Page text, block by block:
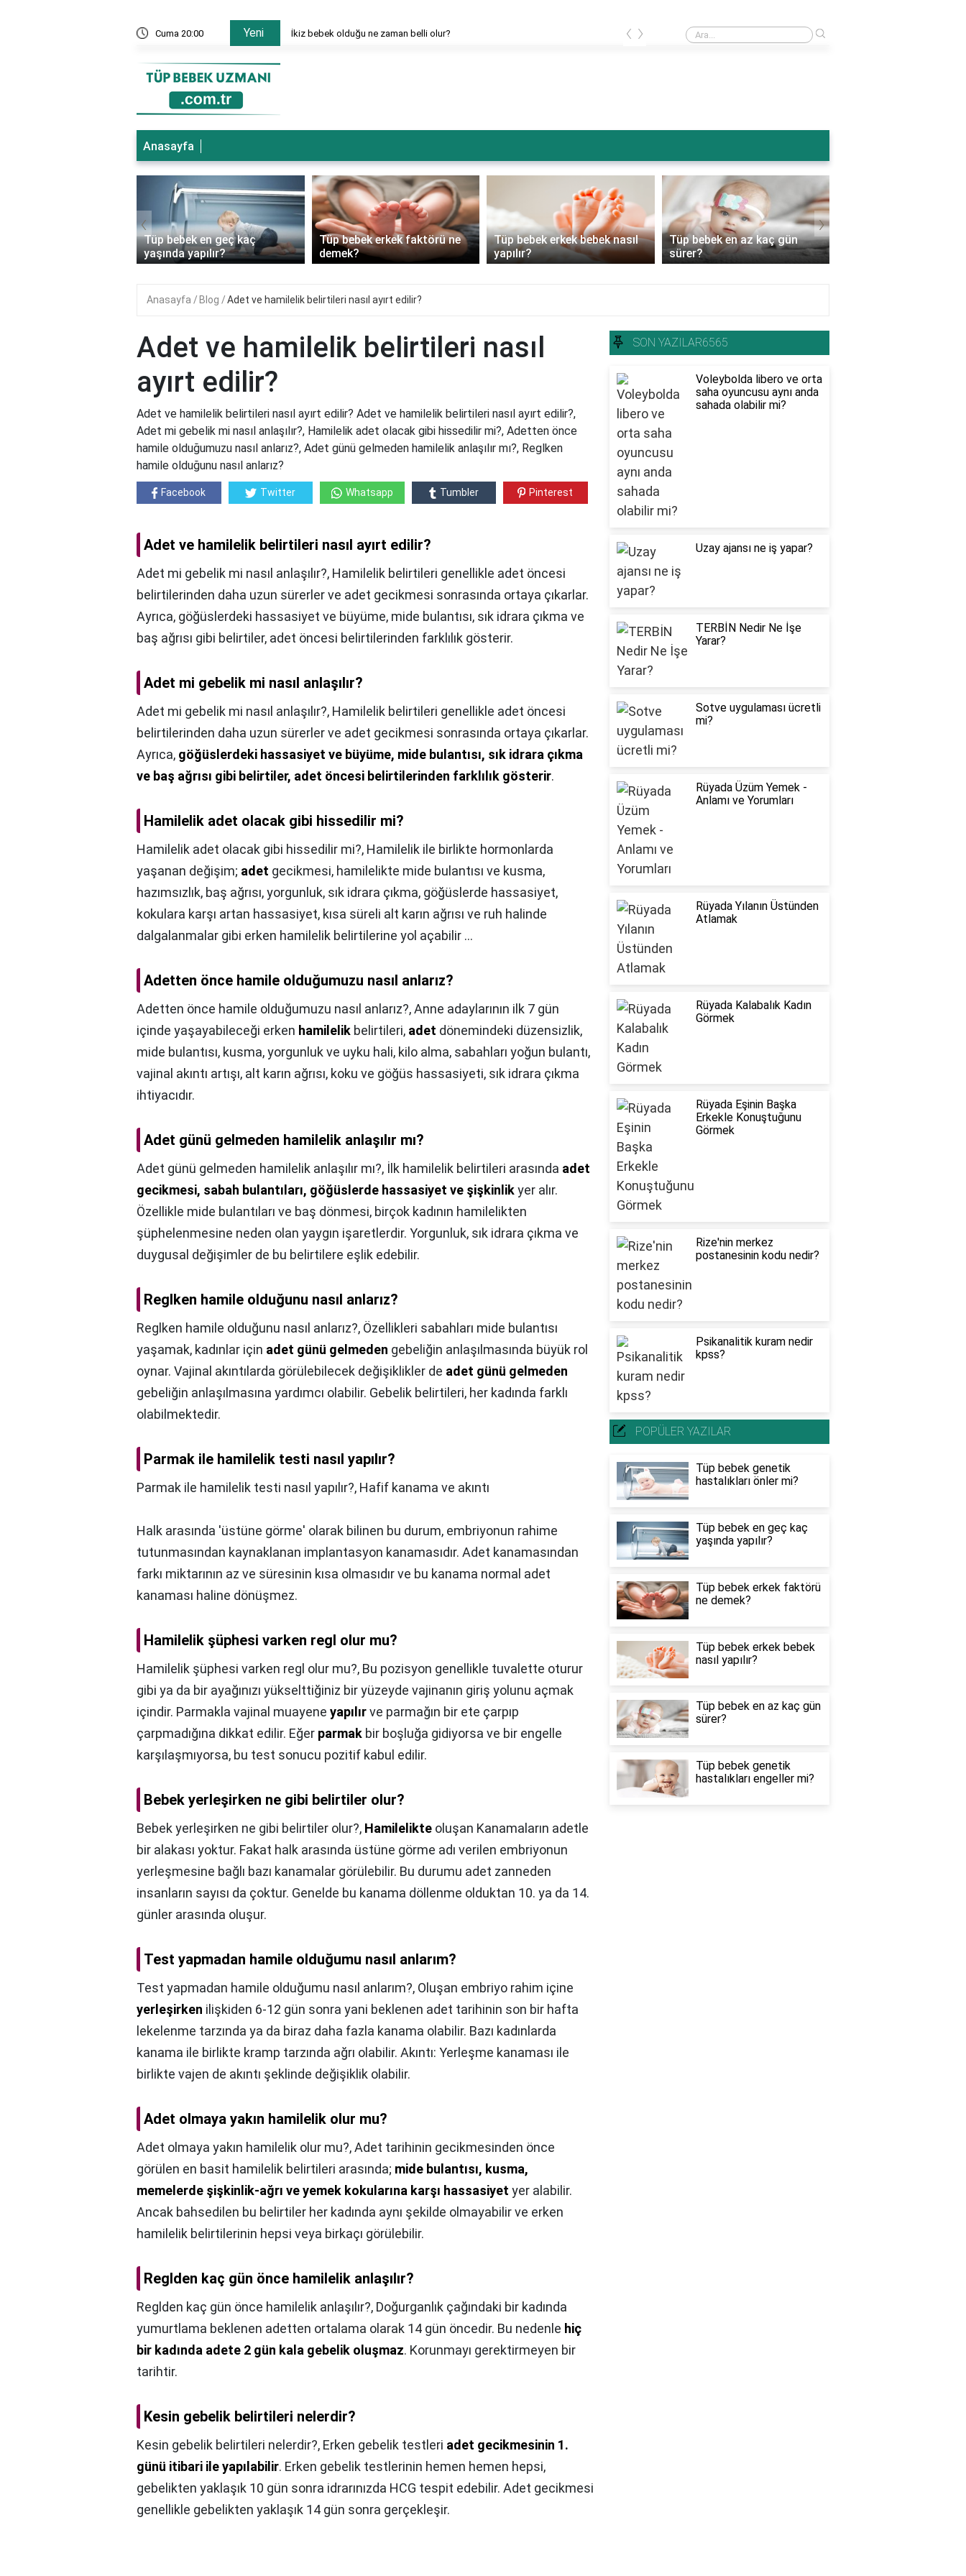
Cuma 20:00 Yeni İkiz bebek olduğu ne zaman belli olur? Ameliyattan sonra karın şişmesi normal mi?
‹ ›
Anasayfa
Tüp bebek en geç kaç
yaşında yapılır?
Tüp bebek erkek faktörü ne
demek?
Tüp bebek erkek bebek nasıl
yapılır?
Tüp bebek en az kaç gün
sürer?
‹ ›
Anasayfa Blog Adet ve hamilelik belirtileri nasıl ayırt edilir?
Adet ve hamilelik belirtileri nasıl
ayırt edilir?
Adet ve hamilelik belirtileri nasıl ayırt edilir? Adet ve hamilelik belirtileri nasıl ayırt edilir?,
Adet mi gebelik mi nasıl anlaşılır?, Hamilelik adet olacak gibi hissedilir mi?, Adetten önce
hamile olduğumuzu nasıl anlarız?, Adet günü gelmeden hamilelik anlaşılır mı?, Reglken
hamile olduğunu nasıl anlarız?
Facebook Twitter Whatsapp Tumbler Pinterest
Adet ve hamilelik belirtileri nasıl ayırt edilir?
Adet mi gebelik mi nasıl anlaşılır?, Hamilelik belirtileri genellikle adet öncesi
belirtilerinden daha uzun sürerler ve adet gecikmesi sonrasında ortaya çıkarlar.
Ayrıca, göğüslerdeki hassasiyet ve büyüme, mide bulantısı, sık idrara çıkma ve
baş ağrısı gibi belirtiler, adet öncesi belirtilerinden farklılık gösterir.
Adet mi gebelik mi nasıl anlaşılır?
Adet mi gebelik mi nasıl anlaşılır?, Hamilelik belirtileri genellikle adet öncesi
belirtilerinden daha uzun sürerler ve adet gecikmesi sonrasında ortaya çıkarlar.
Ayrıca, göğüslerdeki hassasiyet ve büyüme, mide bulantısı, sık idrara çıkma
ve baş ağrısı gibi belirtiler, adet öncesi belirtilerinden farklılık gösterir.
Hamilelik adet olacak gibi hissedilir mi?
Hamilelik adet olacak gibi hissedilir mi?, Hamilelik ile birlikte hormonlarda
yaşanan değişim; adet gecikmesi, hamilelikte mide bulantısı ve kusma,
hazımsızlık, baş ağrısı, yorgunluk, sık idrara çıkma, göğüslerde hassasiyet,
kokulara karşı artan hassasiyet, kısa süreli alt karın ağrısı ve ruh halinde
dalgalanmalar gibi erken hamilelik belirtilerine yol açabilir ...
Adetten önce hamile olduğumuzu nasıl anlarız?
Adetten önce hamile olduğumuzu nasıl anlarız?,Anne adaylarının ilk 7 gün
içinde yaşayabileceği erken hamilelik belirtileri, adet dönemindeki düzensizlik,
mide bulantısı, kusma, yorgunluk ve uyku hali, kilo alma, sabahları yoğun bulantı,
vajinal akıntı artışı, alt karın ağrısı, koku ve göğüs hassasiyeti, sık idrara çıkma
ihtiyacıdır.
Adet günü gelmeden hamilelik anlaşılır mı?
Adet günü gelmeden hamilelik anlaşılır mı?, İlk hamilelik belirtileri arasında adet
gecikmesi, sabah bulantıları, göğüslerde hassasiyet ve şişkinlikyer alır.
Özellikle mide bulantıları ve baş dönmesi, birçok kadının hamilelikten
şüphelenmesine neden olan yaygın işaretlerdir. Yorgunluk, sık idrara çıkma ve
duygusal değişimler de bu belirtilere eşlik edebilir.
Reglken hamile olduğunu nasıl anlarız?
Reglken hamile olduğunu nasıl anlarız?, Özellikleri sabahları mide bulantısı
yaşamak, kadınlar için adet günü gelmeden gebeliğin anlaşılmasında büyük rol
oynar. Vajinal akıntılarda görülebilecek değişiklikler de adet günü gelmeden
gebeliğin anlaşılmasına yardımcı olabilir. Gebelik belirtileri, her kadında farklı
olabilmektedir.
Parmak ile hamilelik testi nasıl yapılır?
Parmak ile hamilelik testi nasıl yapılır?, Hafif kanama ve akıntı
Halk arasında 'üstüne görme' olarak bilinen bu durum, embriyonun rahime
tutunmasından kaynaklanan implantasyon kanamasıdır. Adet kanamasından
farkı miktarının az ve süresinin kısa olmasıdır ve bu kanama normal adet
kanaması haline dönüşmez.
Hamilelik şüphesi varken regl olur mu?
Hamilelik şüphesi varken regl olur mu?, Bu pozisyon genellikle tuvalette oturur
gibi ya da bir ayağınızı yükselttiğiniz bir yüzeyde vajinanın giriş yolunu açmak
içindir. Parmakla vajinal muayene yapılırve parmağın bir ete çarpıp
çarpmadığına dikkat edilir. Eğer parmak bir boşluğa gidiyorsa ve bir engelle
karşılaşmıyorsa, bu test sonucu pozitif kabul edilir.
Bebek yerleşirken ne gibi belirtiler olur?
Bebek yerleşirken ne gibi belirtiler olur?, Hamilelikte oluşan Kanamaların adetle
bir alakası yoktur. Fakat halk arasında üstüne görme adı verilen embriyonun
yerleşmesine bağlı bazı kanamalar görülebilir. Bu durumu adet zanneden
insanların sayısı da çoktur. Genelde bu kanama döllenme olduktan 10. ya da 14.
günler arasında oluşur.
Test yapmadan hamile olduğumu nasıl anlarım?
Test yapmadan hamile olduğumu nasıl anlarım?, Oluşan embriyo rahim içine
yerleşirken ilişkiden 6-12 gün sonra yani beklenen adet tarihinin son bir hafta
lekelenme tarzında ya da biraz daha fazla kanama olabilir. Bazı kadınlarda
kanama ile birlikte kramp tarzında ağrı olabilir. Akıntı: Yerleşme kanaması ile
birlikte vajen de akıntı şeklinde değişiklik olabilir.
Adet olmaya yakın hamilelik olur mu?
Adet olmaya yakın hamilelik olur mu?,Adet tarihinin gecikmesinden önce
görülen en basit hamilelik belirtileri arasında; mide bulantısı, kusma,
memelerde şişkinlik-ağrı ve yemek kokularına karşı hassasiyet yer alabilir.
Ancak bahsedilen bu belirtiler her kadında aynı şekilde olmayabilir ve erken
hamilelik belirtilerinin hepsi veya birkaçı görülebilir.
Reglden kaç gün önce hamilelik anlaşılır?
Reglden kaç gün önce hamilelik anlaşılır?, Doğurganlık çağındaki bir kadında
yumurtlama beklenen adetten ortalama olarak 14 gün öncedir. Bu nedenle hiç
bir kadında adete 2 gün kala gebelik oluşmaz. Korunmayı gerektirmeyen bir
tarihtir.
Kesin gebelik belirtileri nelerdir?
Kesin gebelik belirtileri nelerdir?, Erken gebelik testleri adet gecikmesinin 1.
günü itibari ile yapılabilir. Erken gebelik testlerinin hemen hemen hepsi,
gebelikten yaklaşık 10 gün sonra idrarınızda HCG tespit edebilir. Adet gecikmesi
genellikle gebelikten yaklaşık 14 gün sonra gerçekleşir.
SON YAZILAR6565
Voleybolda libero ve orta
saha oyuncusu aynı anda
sahada olabilir mi?
Uzay ajansı ne iş yapar?
TERBİN Nedir Ne İşe
Yarar?
Sotve uygulaması ücretli
mi?
Rüyada Üzüm Yemek -
Anlamı ve Yorumları
Rüyada Yılanın Üstünden
Atlamak
Rüyada Kalabalık Kadın
Görmek
Rüyada Eşinin Başka
Erkekle Konuştuğunu
Görmek
Rize'nin merkez
postanesinin kodu nedir?
Psikanalitik kuram nedir
kpss?
POPÜLER YAZILAR
Tüp bebek genetik
hastalıkları önler mi?
Tüp bebek en geç kaç
yaşında yapılır?
Tüp bebek erkek faktörü
ne demek?
Tüp bebek erkek bebek
nasıl yapılır?
Tüp bebek en az kaç gün
sürer?
Tüp bebek genetik
hastalıkları engeller mi?